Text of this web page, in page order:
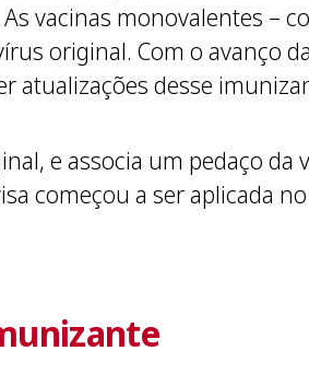
vacinas monovalentes –
original. Com o avanço
atualizações desse
e associa um pedaço da
começou a ser aplicada